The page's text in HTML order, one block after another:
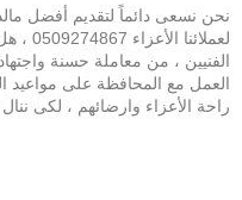
نحن نسعى دائماً لتقديم أفضل
الفنيين ، من معاملة حسنة
العمل مع المحافظة على مواعيد
راحة الأعزاء وارضائهم ، لكى